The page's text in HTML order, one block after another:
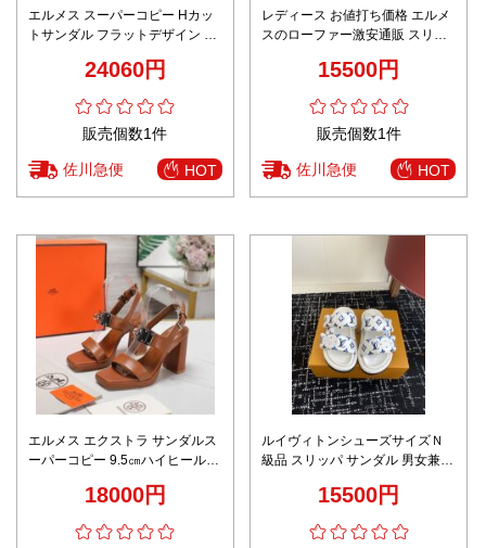
エルメス スーパーコピー Hカッ
トサンダル フラットデザイン 上
24060円
販売個数1件
佐川急便 HOT
レディース お値打ち価格 エルメ
スのローファー激安通販 スリッ
女兼用 ブラウン15500円
販売個数1件
佐川急便 HOT
エルメス エクストラ サンダルス
ーパーコピー 9.5㎝ハイヒール
女性シューズ ブラウン
18000円
ルイヴィトンシューズサイズＮ
級品 スリッパ サンダル 男女兼用
15500円